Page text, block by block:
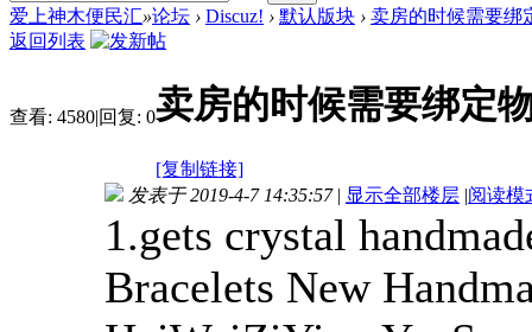
爱上神木便民汇»论坛 › Discuz! › 默认版块 › 卖房的时候需要绑
返回列表
查看: 4580|回复: 0卖房的时候需要绑定
[复制链接]
发表于 2019-4-7 14:35:57 | 显示全部楼层 |阅读模
1.gets crystal
Bracelets New